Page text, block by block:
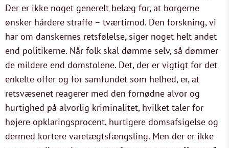
Der er ikke noget generelt belæg for, at borgerne
ønsker hårdere straffe – tværtimod. Den forskning, vi
har om danskernes retsfølelse, siger noget helt andet
end politikerne. Når folk skal dømme selv, så dømmer
de mildere end domstolene. Det, der er vigtigt for det
enkelte offer og for samfundet som helhed, er, at
retsvæsenet reagerer med den fornødne alvor og
hurtighed på alvorlig kriminalitet, hvilket taler for
højere opklaringsprocent, hurtigere domsafsigelse og
dermed kortere varetægtsfængsling. Men der er ikke